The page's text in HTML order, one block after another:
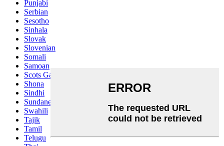
Punjabi
Serbian
Sesotho
Sinhala
Slovak
Slovenian
Somali
Samoan
Scots Gaelic
Shona
Sindhi
Sundanese
Swahili
Tajik
Tamil
Telugu